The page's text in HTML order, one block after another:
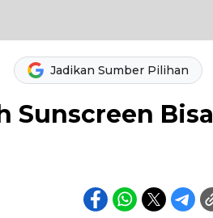
Jadikan Sumber Pilihan
Sunscreen Bisa